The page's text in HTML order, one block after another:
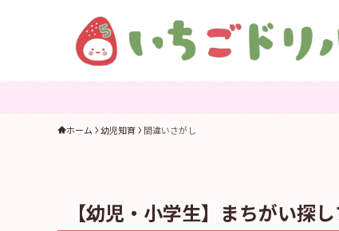
ホーム 幼児知育 間違いさがし
【幼児・小学生】まちがい探